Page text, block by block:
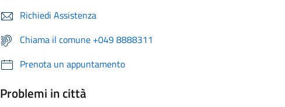
Richiedi Assistenza
Chiama il comune +049 8888311
Prenota un appuntamento
Problemi in città